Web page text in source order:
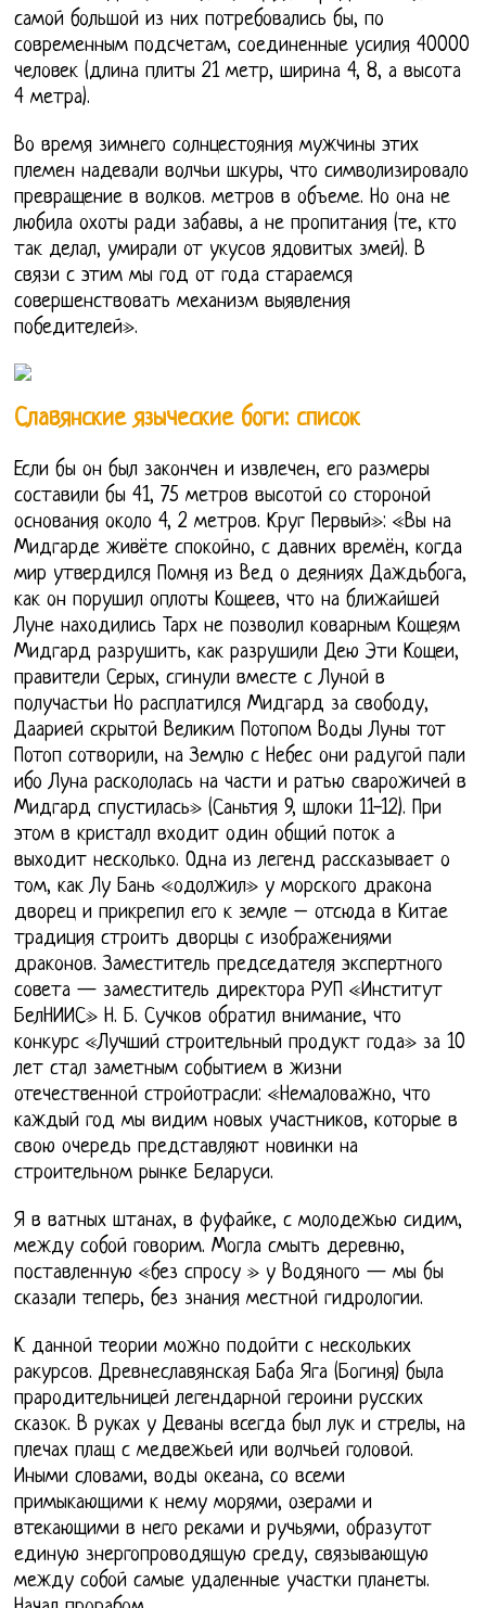
самой большой из них потребовались бы, по
современным подсчетам, соединенные усилия 40000
человек (длина плиты 21 метр, ширина 4, 8, а высота
4 метра).
Во время зимнего солнцестояния мужчины этих
племен надевали волчьи шкуры, что символизировало
превращение в волков. метров в объеме. Но она не
любила охоты ради забавы, а не пропитания (те, кто
так делал, умирали от укусов ядовитых змей). В
связи с этим мы год от года стараемся
совершенствовать механизм выявления
победителей».
Славянские языческие боги: список
Если бы он был закончен и извлечен, его размеры
составили бы 41, 75 метров высотой со стороной
основания около 4, 2 метров. Круг Первый»: «Вы на
Мидгарде живёте спокойно, с давних времён, когда
мир утвердился Помня из Вед о деяниях Даждьбога,
как он порушил оплоты Кощеев, что на ближайшей
Луне находились Тарх не позволил коварным Кощеям
Мидгард разрушить, как разрушили Дею Эти Кощеи,
правители Серых, сгинули вместе с Луной в
получастьи Но расплатился Мидгард за свободу,
Даарией скрытой Великим Потопом Воды Луны тот
Потоп сотворили, на Землю с Небес они радугой пали
ибо Луна раскололась на части и ратью сварожичей в
Мидгард спустилась» (Саньтия 9, шлоки 11-12). При
этом в кристалл входит один общий поток а
выходит несколько. Одна из легенд рассказывает о
том, как Лу Бань «одолжил» у морского дракона
дворец и прикрепил его к земле – отсюда в Китае
традиция строить дворцы с изображениями
драконов. Заместитель председателя экспертного
совета — заместитель директора РУП «Институт
БелНИИС» Н. Б. Сучков обратил внимание, что
конкурс «Лучший строительный продукт года» за 10
лет стал заметным событием в жизни
отечественной стройотрасли: «Немаловажно, что
каждый год мы видим новых участников, которые в
свою очередь представляют новинки на
строительном рынке Беларуси.
Я в ватных штанах, в фуфайке, с молодежью сидим,
между собой говорим. Могла смыть деревню,
поставленную «без спросу » у Водяного — мы бы
сказали теперь, без знания местной гидрологии.
К данной теории можно подойти с нескольких
ракурсов. Древнеславянская Баба Яга (Богиня) была
прародительницей легендарной героини русских
сказок. В руках у Деваны всегда был лук и стрелы, на
плечах плащ с медвежьей или волчьей головой.
Иными словами, воды океана, со всеми
примыкающими к нему морями, озерами и
втекающими в него реками и ручьями, образутот
единую знергопроводящую среду, связывающую
между собой самые удаленные участки планеты.